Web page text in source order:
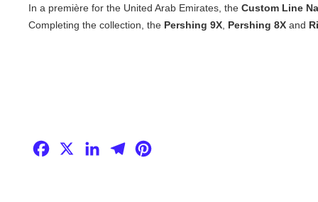
In a première for the United Arab Emirates, the Custom Line
Completing the collection, the Pershing 9X, Pershing 8Xand
Facebook
X LinkedInTelegram